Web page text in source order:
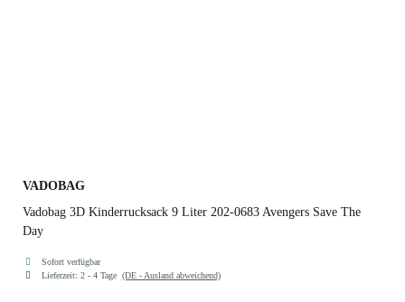
VADOBAG
Vadobag 3D Kinderrucksack 9 Liter 202-0683 Avengers Save The
Day
Sofort verfügbar
Lieferzeit: 2 - 4 Tage (DE - Ausland abweichend)